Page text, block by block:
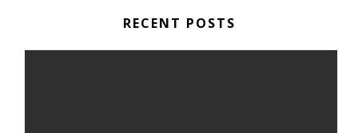
RECENT POSTS